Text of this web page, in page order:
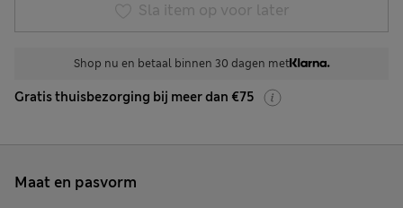
Sla item op voor later
Shop nu en betaal binnen 30 dagen met
Gratis thuisbezorging bij meer dan €75
Maat en pasvorm